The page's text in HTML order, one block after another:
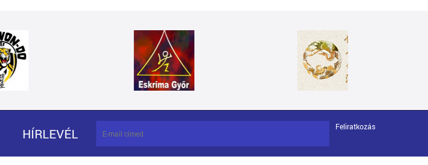
HÍRLEVÉL Feliratkozás